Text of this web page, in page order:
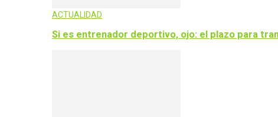
ACTUALIDAD
Si es entrenador deportivo, ojo: el plazo para